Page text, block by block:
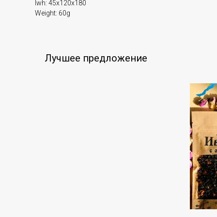
lwh: 45x120x180
Weight: 60g
Лучшее предложение